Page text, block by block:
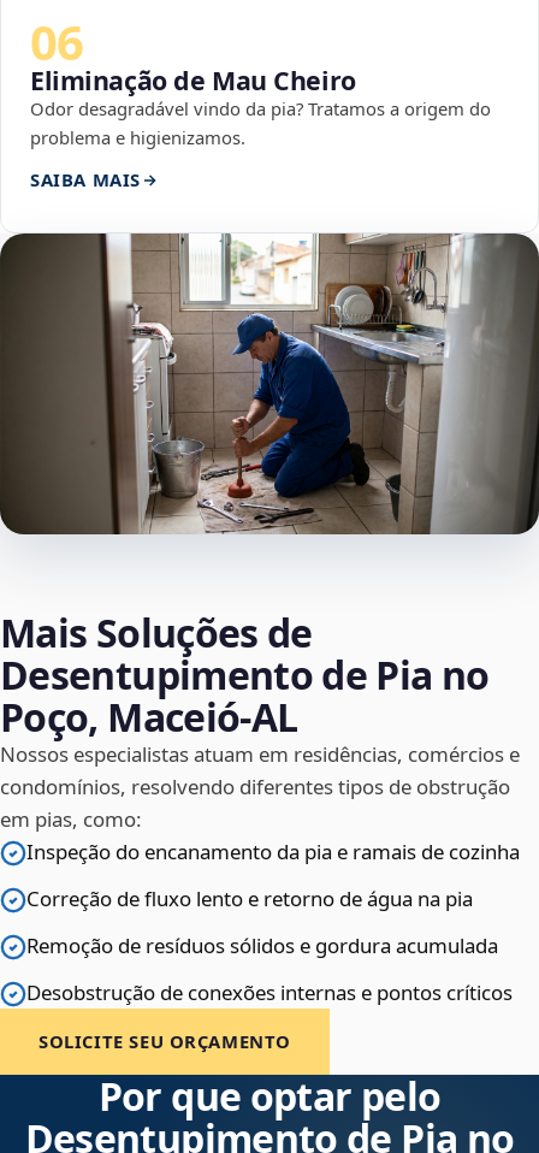
06
Eliminação de Mau Cheiro
Odor desagradável vindo da pia? Tratamos a origem do
problema e higienizamos.
SAIBA MAIS
Mais Soluções de
Desentupimento de Pia no
Poço, Maceió‑AL
Nossos especialistas atuam em residências, comércios e
condomínios, resolvendo diferentes tipos de obstrução
em pias, como:
Inspeção do encanamento da pia e ramais de cozinha
Correção de fluxo lento e retorno de água na pia
Remoção de resíduos sólidos e gordura acumulada
Desobstrução de conexões internas e pontos críticos
SOLICITE SEU ORÇAMENTO
Por que optar pelo
Desentupimento de Pia no